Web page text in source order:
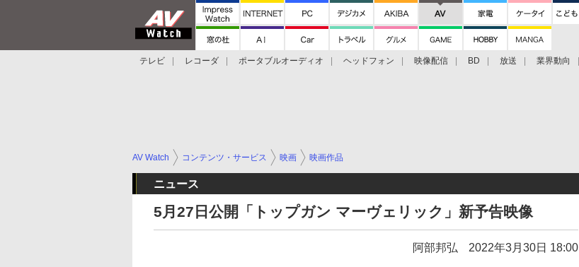
テレビ レコーダ ポータブルオーディオ ヘッドフォン 映像配信 BD 放送 業界動向
AV Watch コンテンツ・サービス 映画 映画作品
ニュース
5月27日公開「トップガン マーヴェリック」新予告映像
阿部邦弘 2022年3月30日 18:00